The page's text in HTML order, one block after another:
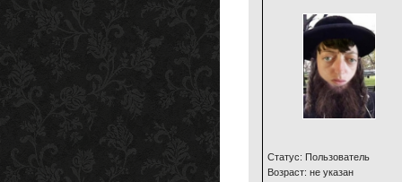
Статус: Пользователь
Возраст: не указан